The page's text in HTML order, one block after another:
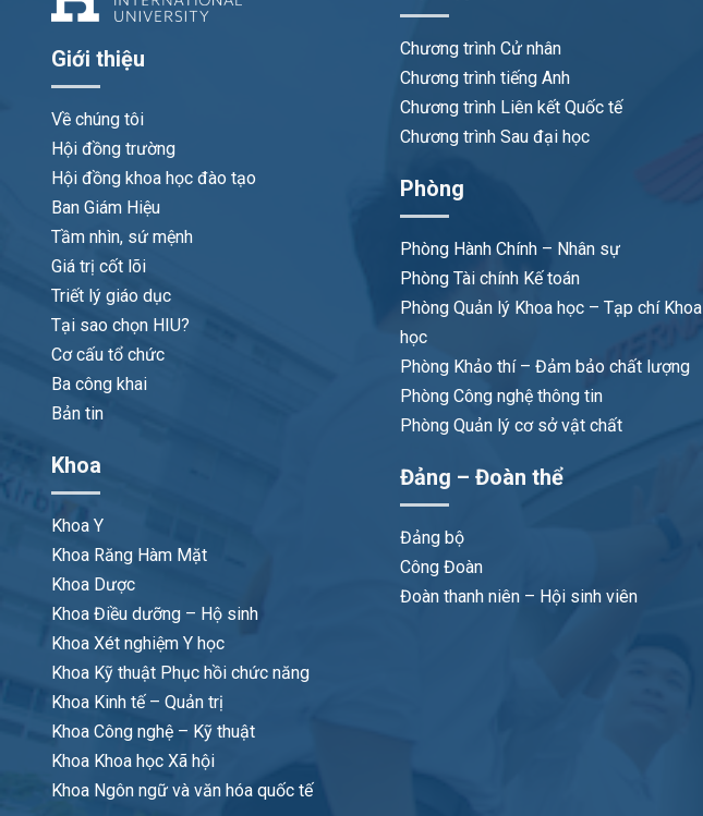
Giới thiệu
Về chúng tôi
Hội đồng trường
Hội đồng khoa học đào tạo
Ban Giám Hiệu
Tầm nhìn, sứ mệnh
Giá trị cốt lõi
Triết lý giáo dục
Tại sao chọn HIU?
Cơ cấu tổ chức
Ba công khai
Bản tin
Khoa
Khoa Y
Khoa Răng Hàm Mặt
Khoa Dược
Khoa Điều dưỡng – Hộ sinh
Khoa Xét nghiệm Y học
Khoa Kỹ thuật Phục hồi chức năng
Khoa Kinh tế – Quản trị
Khoa Công nghệ – Kỹ thuật
Khoa Khoa học Xã hội
Khoa Ngôn ngữ và văn hóa quốc tế
Chương trình Cử nhân
Chương trình tiếng Anh
Chương trình Liên kết Quốc tế
Chương trình Sau đại học
Phòng
Phòng Hành Chính – Nhân sự
Phòng Tài chính Kế toán
Phòng Quản lý Khoa học – Tạp chí Khoa
học
Phòng Khảo thí – Đảm bảo chất lượng
Phòng Công nghệ thông tin
Phòng Quản lý cơ sở vật chất
Đảng – Đoàn thể
Đảng bộ
Công Đoàn
Đoàn thanh niên – Hội sinh viên